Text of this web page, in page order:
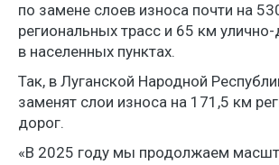
по замене слоев износа почти на
региональных трасс и 65 км
в населенных пунктах.
Так, в Луганской Народной
заменят слои износа на 171,5 км
дорог.
«В 2025 году мы продолжаем